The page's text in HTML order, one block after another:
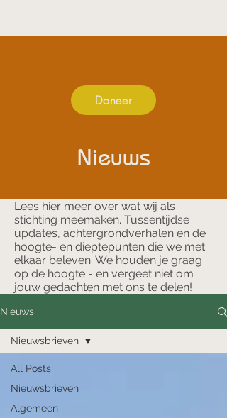
Doneer
Nieuws
Lees hier meer over wat wij als
stichting meemaken. Tussentijdse
updates, achtergrondverhalen en de
hoogte- en dieptepunten die we met
elkaar beleven. We houden je graag
op de hoogte - en vergeet niet om
jouw gedachten met ons te delen!
Nieuws
All Posts
Nieuwsbrieven
Algemeen
Nieuwsbrieven